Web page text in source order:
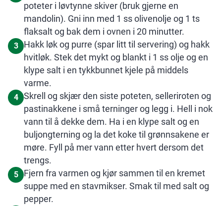
poteter i løvtynne skiver (bruk gjerne en
mandolin). Gni inn med 1 ss olivenolje og 1 ts
flaksalt og bak dem i ovnen i 20 minutter.
3
Hakk løk og purre (spar litt til servering) og hakk
hvitløk. Stek det mykt og blankt i 1 ss olje og en
klype salt i en tykkbunnet kjele på middels
varme.
4
Skrell og skjær den siste poteten, selleriroten og
pastinakkene i små terninger og legg i. Hell i nok
vann til å dekke dem. Ha i en klype salt og en
buljongterning og la det koke til grønnsakene er
møre. Fyll på mer vann etter hvert dersom det
trengs.
5
Fjern fra varmen og kjør sammen til en kremet
suppe med en stavmikser. Smak til med salt og
pepper.